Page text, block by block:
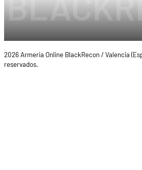
2026 Armeria Online BlackRecon / Valencia
reservados.